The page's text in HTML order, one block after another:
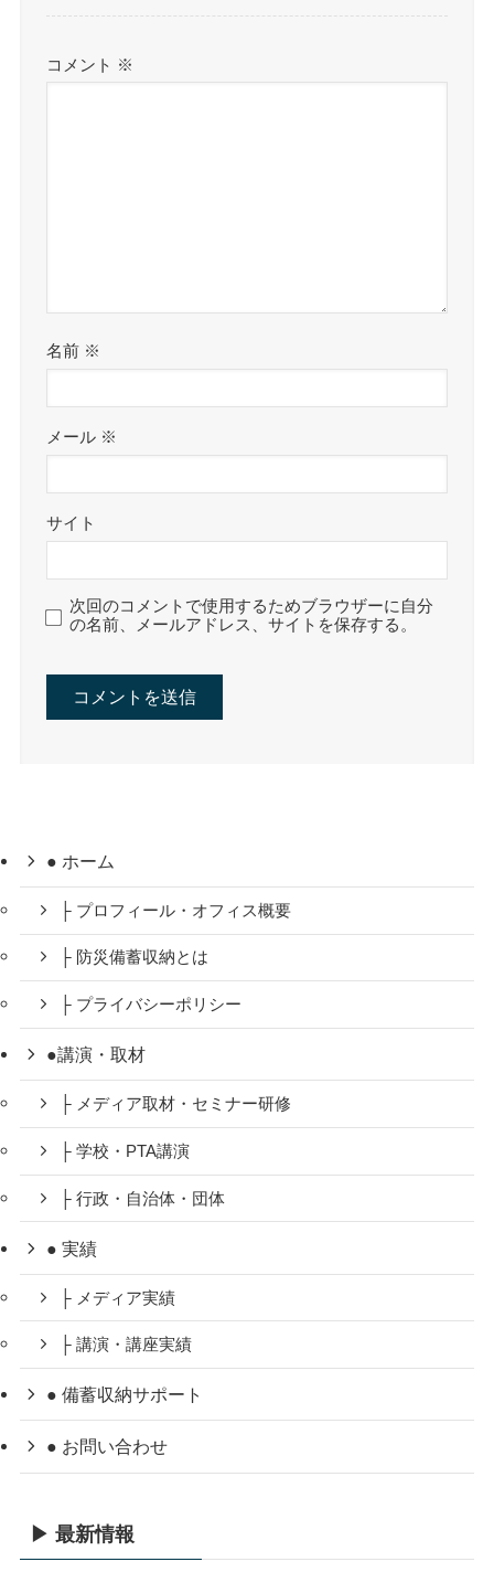
コメント ※
名前 ※
メール ※
サイト
次回のコメントで使用するためブラウザーに自分
の名前、メールアドレス、サイトを保存する。
● ホーム
├ プロフィール・オフィス概要
├ 防災備蓄収納とは
├ プライバシーポリシー
●講演・取材
├ メディア取材・セミナー研修
├ 学校・PTA講演
├ 行政・自治体・団体
● 実績
├ メディア実績
├ 講演・講座実績
● 備蓄収納サポート
● お問い合わせ
▶ 最新情報